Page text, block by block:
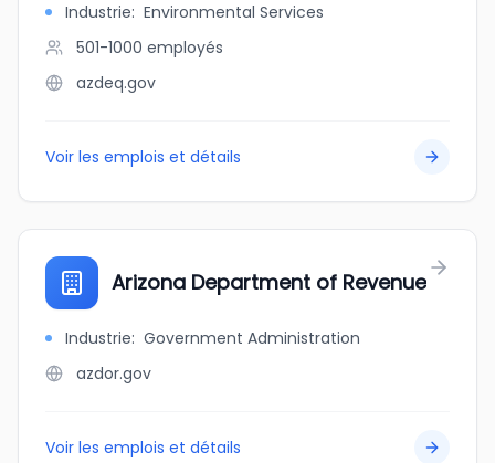
Industrie: Environmental Services
501-1000 employés
azdeq.gov
Voir les emplois et détails
Arizona Department of Revenue
Industrie: Government Administration
azdor.gov
Voir les emplois et détails